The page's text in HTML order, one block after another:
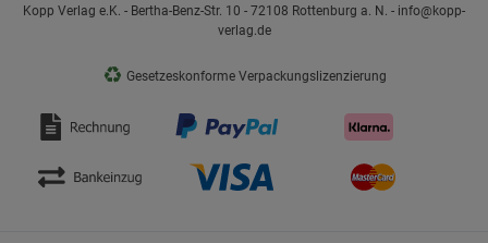
Kopp Verlag e.K. - Bertha-Benz-Str. 10 - 72108 Rottenburg a. N. - info@kopp-
verlag.de
♻ Gesetzeskonforme Verpackungslizenzierung